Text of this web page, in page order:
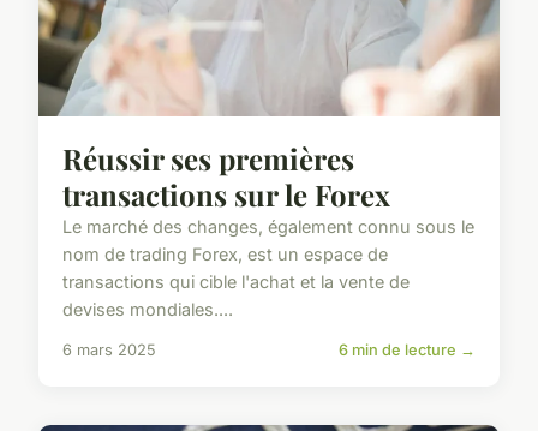
Réussir ses premières
transactions sur le Forex
Le marché des changes, également connu sous le
nom de trading Forex, est un espace de
transactions qui cible l'achat et la vente de
devises mondiales....
6 mars 2025 6 min de lecture →